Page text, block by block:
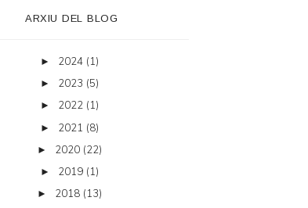
ARXIU DEL BLOG
► 2024 (1)
► 2023 (5)
► 2022 (1)
► 2021 (8)
► 2020 (22)
► 2019 (1)
► 2018 (13)